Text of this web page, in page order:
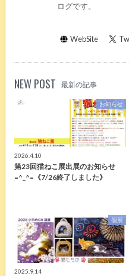
ログです。
WebSite
NEW POST 最新の記事
お知らせ
2026.4.10
第23回猫ねこ展出展のお知らせ
=^_^=《7/26終了しました》
個展
2025.9.14